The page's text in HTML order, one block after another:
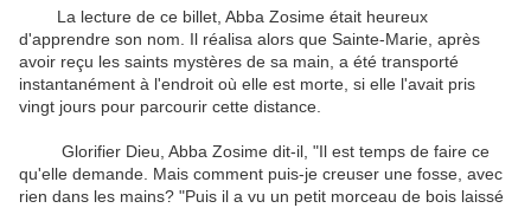
La lecture de ce billet Abba Zosime était heureux
d'apprendre son nom Il réalisa alors que Sainte-Marie, après
avoir reçu les saints mystères de sa main a été transporté
instantanément à l'endroit où elle est morte si elle l'avait pris
vingt jours pour parcourir cette distance
Glorifier Dieu Abba Zosime dit-il "Il est temps de faire ce
qu'elle demande Mais comment puis-je creuser une fosse avec
rien dans les mains? "Puis il a vu un petit morceau de bois laissé